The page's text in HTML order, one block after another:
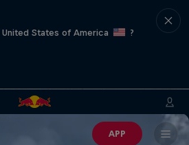
States of America
?
APP